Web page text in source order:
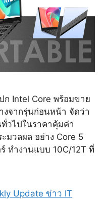
ก Intel Core พร้อมขาย
งจากรุ่นก่อนหน้า จัดว่า
วไปในราคาคุ้มค่า
มวลผล อย่าง Core 5
ทำงานแบบ 10C/12T ที่
Update ข่าว IT